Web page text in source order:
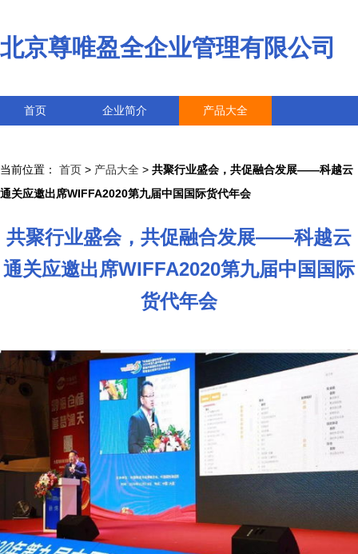
北京尊唯盈全企业管理有限公司
首页 企业简介 产品大全
当前位置： 首页 > 产品大全 > 共聚行业盛会，共促融合发展——科越云
通关应邀出席WIFFA2020第九届中国国际货代年会
共聚行业盛会，共促融合发展——科越云
通关应邀出席WIFFA2020第九届中国国际
货代年会